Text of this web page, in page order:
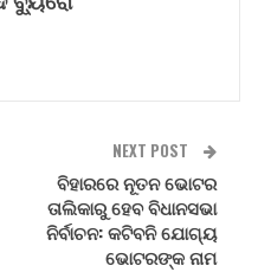
NEXT POST
ବିହାରରେ ନୂତନ ଭୋଟର
ତାଲିକାରୁ ହେବ ବିଧାନସଭା
ନିର୍ବାଚନ: କଟିବନି ଯୋଗ୍ୟ
ଭୋଟରଙ୍କ ନାମ